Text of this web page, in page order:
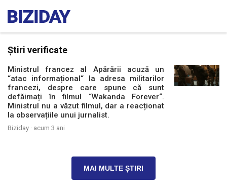
Știri verificate
Ministrul francez al Apărării acuză un
“atac informațional“ la adresa militarilor
francezi, despre care spune că sunt
defăimați în filmul “Wakanda Forever“.
Ministrul nu a văzut filmul, dar a reacționat
la observațiile unui jurnalist.
Biziday · acum 3 ani
MAI MULTE ȘTIRI